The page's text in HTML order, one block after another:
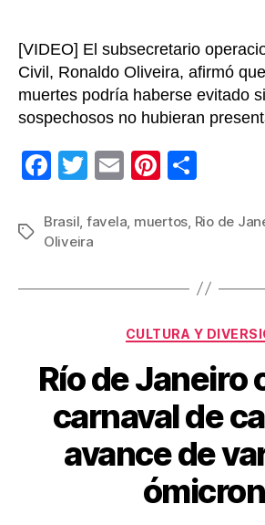
[VIDEO] El subsecretario
Civil, Ronaldo Oliveira, afirmó
muertes podría haberse evitado
sospechosos no hubieran
F
c
e
b
k
T
tt
er
E
ail
Pi
er
st
m
ar
Etiquetas
Brasil, favela, muertos, Rio de
Oliveira
CULTURA Y
Río de Janeiro
carnaval de
avance de
ómicron